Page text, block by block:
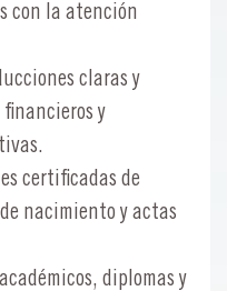
con la atención
claras y
financieros y
certificadas de
nacimiento y actas
diplomas y